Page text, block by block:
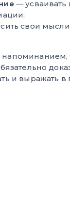
— усваивать
свои
напоминанием,
и выражать